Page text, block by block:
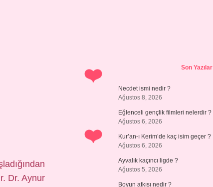
Dr. Aynur
SidebarSon Yazılar
Necdet ismi nedir ?
Ağustos 8, 2026
Eğlenceli gençlik filmleri nelerdir ?
Ağustos 6, 2026
Kur’an-ı Kerim’de kaç isim geçer ?
Ağustos 6, 2026
Ayvalık kaçıncı ligde ?
Ağustos 5, 2026
Boyun atkısı nedir ?